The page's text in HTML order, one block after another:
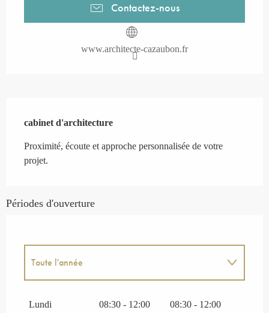
Contactez-nous
www.architecte-cazaubon.fr
cabinet d'architecture
Proximité, écoute et approche personnalisée de votre
projet.
Périodes d'ouverture
Toute l'année
Lundi 08:30 - 12:00
08:30 - 12:00